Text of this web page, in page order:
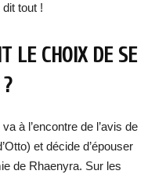
tout !
LE CHOIX DE SE
va à l’encontre de l’avis de
et décide d’épouser
de Rhaenyra. Sur les